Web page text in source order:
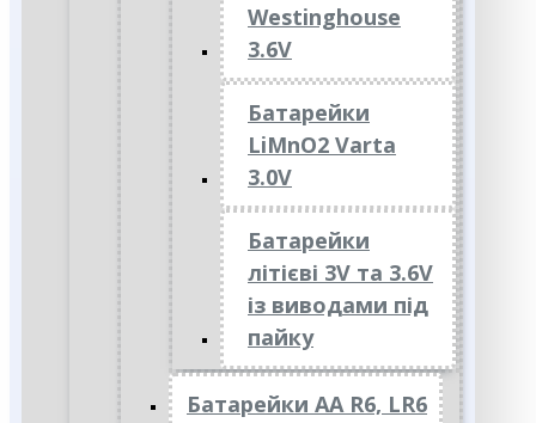
Westinghouse
3.6V
Батарейки
LiMnO2 Varta
3.0V
Батарейки
літієві 3V та 3.6V
із виводами під
пайку
Батарейки АА R6, LR6